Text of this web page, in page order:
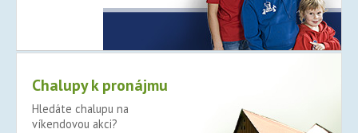
Chalupy k pronájmu
Hledáte chalupu na
víkendovou akci?